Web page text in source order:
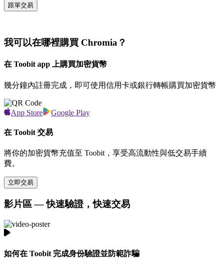
跟單交易
我可以在哪裡購買 Chromia？
在 Toobit app 上購買加密貨幣
幾分鐘內註冊完成，即可使用信用卡或銀行轉帳購買加密貨幣
App Store Google Play
在 Toobit 交易
將你的加密貨幣充值至 Toobit，享受高流動性與低交易手續
費。
立即交易
影片區 — 快速驗證，快速交易
如何在 Toobit 完成身份驗證並防範詐騙